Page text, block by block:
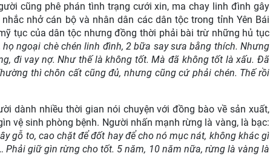
cũng phê phán tình trạng cưới xin, ma chay linh đình gây
nhở cán bộ và nhân dân các dân tộc trong tỉnh Yên Bái
tục của dân tộc nhưng đồng thời phải bài trừ những hủ tục
ngoại chè chén linh đình, 2 bữa say sưa bằng thích. Nhưng
đi vay nợ. Như thế là không tốt. Mà đã không tốt là xấu. Đã
thì chôn cất cũng đủ, nhưng cũng cứ phải chén. Thế rồi
dành nhiều thời gian nói chuyện với đồng bào về sản xuất,
vệ sinh phòng bệnh. Người nhấn mạnh rừng là vàng, là bạc:
gỗ to, cao chặt để đốt hay để cho nó mục nát, không khác gì
giữ gìn rừng cho tốt. 5 năm, 10 năm nữa, rừng là vàng là